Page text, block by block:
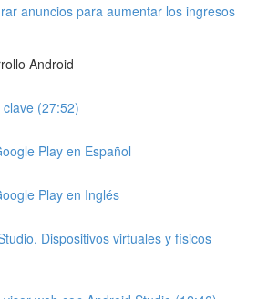
anuncios para aumentar los ingresos
Android
(27:52)
Play en Español
Play en Inglés
Dispositivos virtuales y físicos